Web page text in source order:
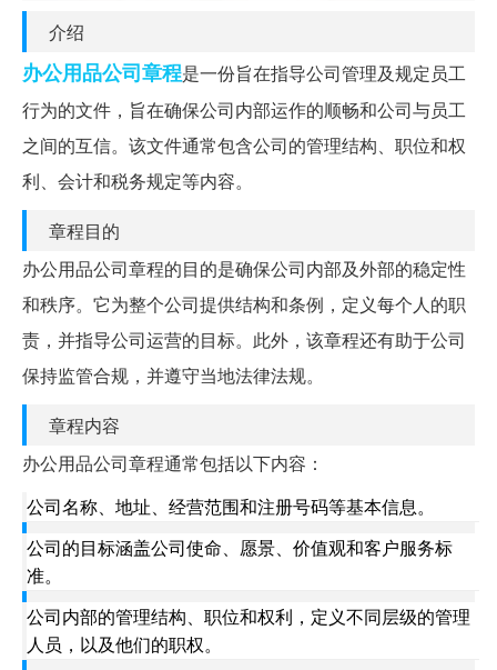
介绍
办公用品公司章程是一份旨在指导公司管理及规定员工
行为的文件，旨在确保公司内部运作的顺畅和公司与员工
之间的互信。该文件通常包含公司的管理结构、职位和权
利、会计和税务规定等内容。
章程目的
办公用品公司章程的目的是确保公司内部及外部的稳定性
和秩序。它为整个公司提供结构和条例，定义每个人的职
责，并指导公司运营的目标。此外，该章程还有助于公司
保持监管合规，并遵守当地法律法规。
章程内容
办公用品公司章程通常包括以下内容：
公司名称、地址、经营范围和注册号码等基本信息。
公司的目标涵盖公司使命、愿景、价值观和客户服务标
准。
公司内部的管理结构、职位和权利，定义不同层级的管理
人员，以及他们的职权。